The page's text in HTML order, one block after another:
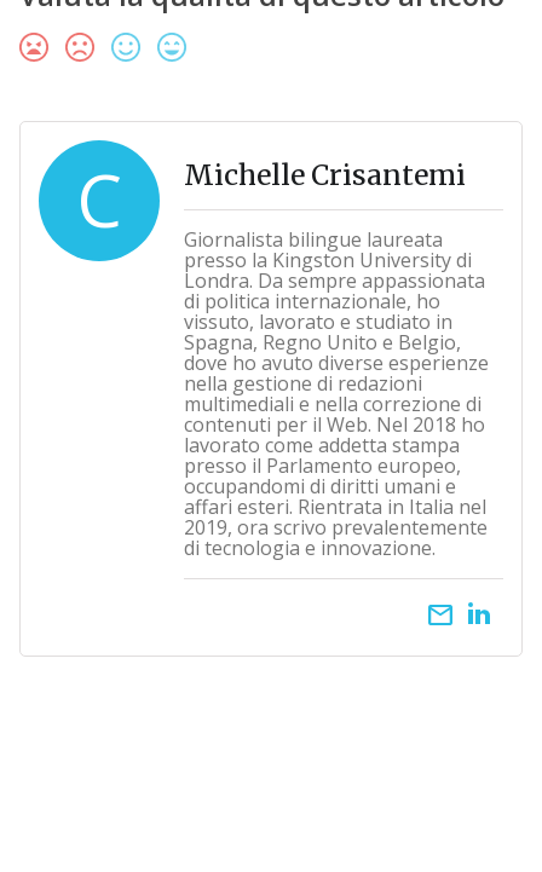
C Michelle Crisantemi
Giornalista bilingue laureata
presso la Kingston University di
Londra. Da sempre appassionata
di politica internazionale, ho
vissuto, lavorato e studiato in
Spagna, Regno Unito e Belgio,
dove ho avuto diverse esperienze
nella gestione di redazioni
multimediali e nella correzione di
contenuti per il Web. Nel 2018 ho
lavorato come addetta stampa
presso il Parlamento europeo,
occupandomi di diritti umani e
affari esteri. Rientrata in Italia nel
2019, ora scrivo prevalentemente
di tecnologia e innovazione.
email